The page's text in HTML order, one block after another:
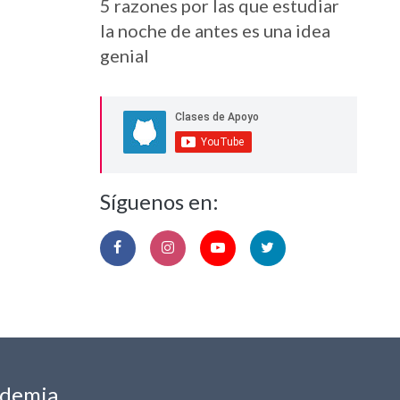
5 razones por las que estudiar
la noche de antes es una idea
genial
Síguenos en: